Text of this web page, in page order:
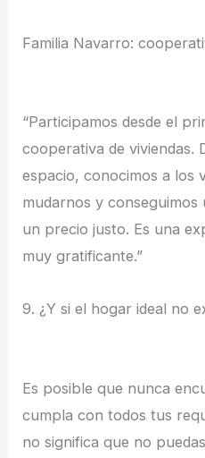
Familia Navarro:
“Participamos desde el
cooperativa de viviendas.
espacio, conocimos a los
mudarnos y conseguimos
un precio justo. Es una
muy gratificante.”
9. ¿Y si el hogar ideal no
Es posible que nunca
cumpla con todos tus
no significa que no